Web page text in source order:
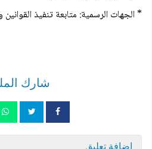
* الجهات الرسمية: متابعة تنفيذ
شارك
إضافة تعليق